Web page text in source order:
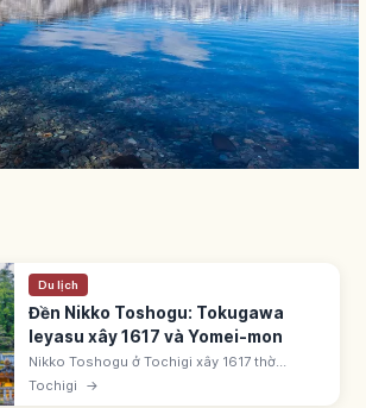
Du lịch
Đền Nikko Toshogu: Tokugawa
Ieyasu xây 1617 và Yomei-mon
Nikko Toshogu ở Tochigi xây 1617 thờ
Tokugawa Ieyasu ('Tosho Daigongen').
Trùng tu 1636 thời Iemitsu - 'Kan'ei no
Tochigi →